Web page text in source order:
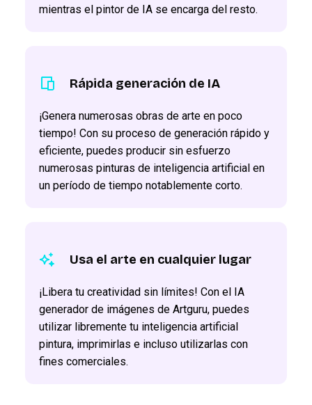
mientras el pintor de IA se encarga del resto.
Rápida generación de IA
¡Genera numerosas obras de arte en poco
tiempo! Con su proceso de generación rápido y
eficiente, puedes producir sin esfuerzo
numerosas pinturas de inteligencia artificial en
un período de tiempo notablemente corto.
Usa el arte en cualquier lugar
¡Libera tu creatividad sin límites! Con el IA
generador de imágenes de Artguru, puedes
utilizar libremente tu inteligencia artificial
pintura, imprimirlas e incluso utilizarlas con
fines comerciales.